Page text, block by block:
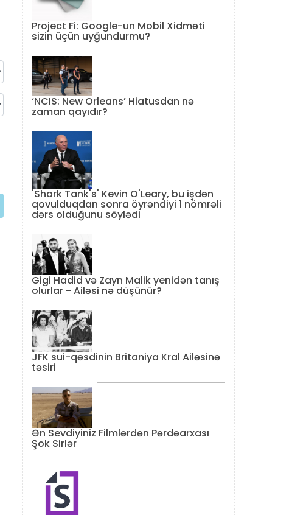
Project Fi: Google-un Mobil Xidməti
sizin üçün uyğundurmu?
‘NCIS: New Orleans’ Hiatusdan nə
zaman qayıdır?
'Shark Tank's' Kevin O'Leary, bu işdən
qovulduqdan sonra öyrəndiyi 1 nömrəli
dərs olduğunu söylədi
Gigi Hadid və Zayn Malik yenidən tanış
olurlar - Ailəsi nə düşünür?
JFK sui-qəsdinin Britaniya Kral Ailəsinə
təsiri
Ən Sevdiyiniz Filmlərdən Pərdəarxası
Şok Sirlər